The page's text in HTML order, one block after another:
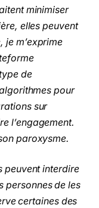
minimiser
elles peuvent
je m’exprime
de
pour
sur
l’engagement.
paroxysme.
peuvent interdire
personnes de les
certaines des